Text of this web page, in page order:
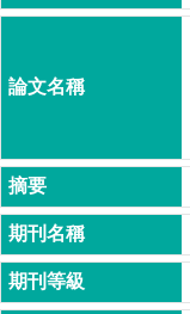
簡
本
員
博
士
班
碩